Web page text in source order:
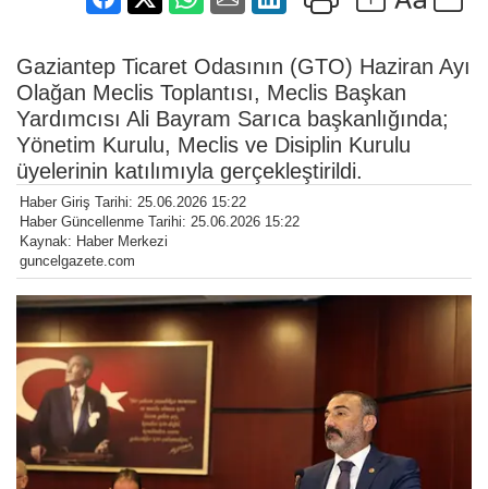
Gaziantep Ticaret Odasının (GTO) Haziran Ayı
Olağan Meclis Toplantısı, Meclis Başkan
Yardımcısı Ali Bayram Sarıca başkanlığında;
Yönetim Kurulu, Meclis ve Disiplin Kurulu
üyelerinin katılımıyla gerçekleştirildi.
Haber Giriş Tarihi: 25.06.2026 15:22
Haber Güncellenme Tarihi: 25.06.2026 15:22
Kaynak: Haber Merkezi
guncelgazete.com